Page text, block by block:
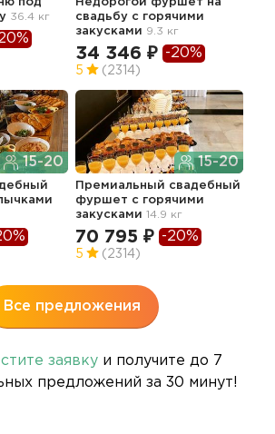
под
36.4 кг
Недорогой фуршет на
свадьбу с горячими
закусками 9.3 кг
34 346 ₽ -20%
5 (2314)
15-20 15-20
Премиальный свадебный
фуршет с горячими
закусками 14.9 кг
70 795 ₽ -20%
5 (2314)
Все предложения
заявкуи получите до 7
предложений за 30 минут!